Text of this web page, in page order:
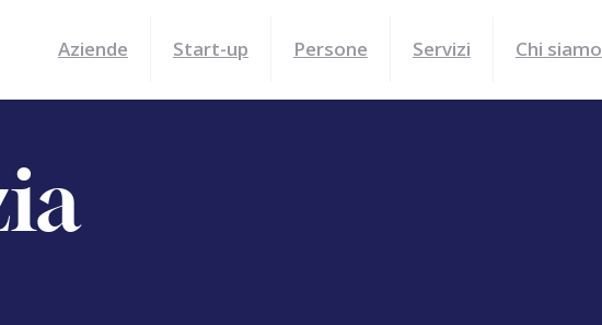
Aziende Start-up Persone Servizi Chi siamo